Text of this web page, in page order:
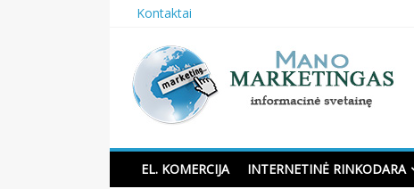
content
Kontaktai
Manomarketingas.lt
EL. KOMERCIJA INTERNETINĖ RINKODARA